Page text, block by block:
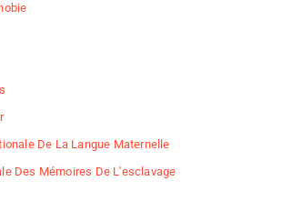
De La Langue Maternelle
Des Mémoires De L'esclavage